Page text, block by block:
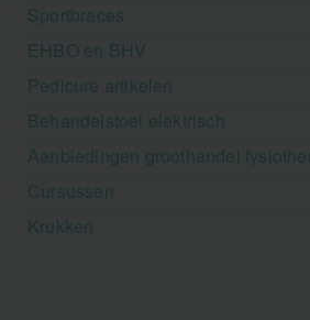
Sportbraces
EHBO en BHV
Pedicure artikelen
Behandelstoel elektrisch
Aanbiedingen groothandel
Cursussen
Krukken